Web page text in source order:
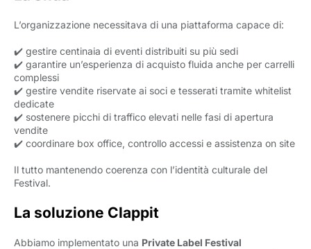
L’organizzazione necessitava di una piattaforma capace di:
✔️ gestire centinaia di eventi distribuiti su più sedi
✔️ garantire un’esperienza di acquisto fluida anche per carrelli
complessi
✔️ gestire vendite riservate ai soci e tesserati tramite whitelist
dedicate
✔️ sostenere picchi di traffico elevati nelle fasi di apertura
vendite
✔️ coordinare box office, controllo accessi e assistenza on site
Il tutto mantenendo coerenza con l’identità culturale del
Festival.
La soluzione Clappit
Abbiamo implementato una Private Label Festival